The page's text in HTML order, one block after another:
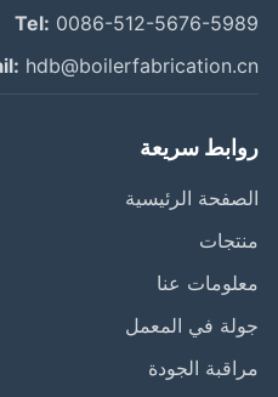
Tel:0086-512-5676-
Email:
سريعة
الرئيسية
عنا
في المعمل
الجودة